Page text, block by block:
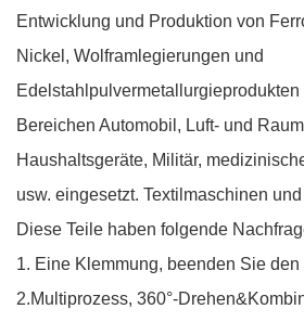
Entwicklung und Produktion von
Nickel, Wolframlegierungen und
Bereichen Automobil, Luft- und
Haushaltsgeräte, Militär,
usw. eingesetzt. Textilmaschinen
Diese Teile haben folgende
1. Eine Klemmung, beenden Sie
2.Multiprozess, 360°-